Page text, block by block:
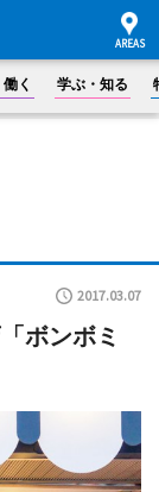
く 学ぶ・知る
2017.03.07
ボンボミ